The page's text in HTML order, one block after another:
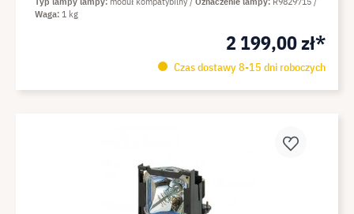
2 199,00 zł*
Czas dostawy 8-15 dni roboczych
Waga 1 kg